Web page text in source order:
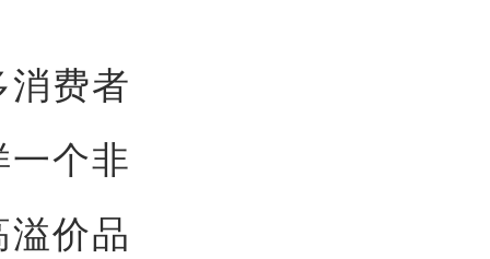
费者
个非
价品